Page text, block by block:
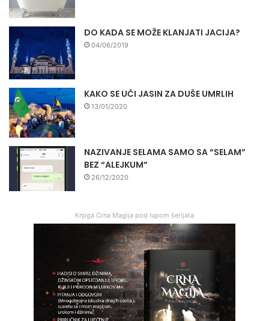
DO KADA SE MOŽE KLANJATI JACIJA?
04/06/2019
KAKO SE UČI JASIN ZA DUŠE UMRLIH
13/01/2020
NAZIVANJE SELAMA SAMO SA “SELAM”
BEZ “ALEJKUM”
26/12/2020
Knjiga Crna Magija pod lupom šerijata